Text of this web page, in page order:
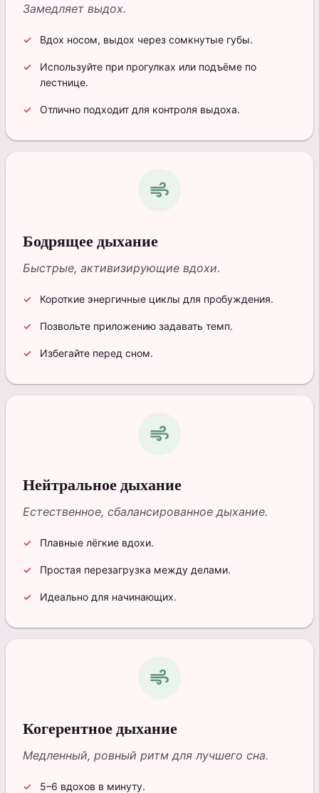
Замедляет выдох.
Вдох носом, выдох через сомкнутые губы.
Используйте при прогулках или подъёме по
лестнице.
Отлично подходит для контроля выдоха.
air
Бодрящее дыхание
Быстрые, активизирующие вдохи.
Короткие энергичные циклы для пробуждения.
Позвольте приложению задавать темп.
Избегайте перед сном.
air
Нейтральное дыхание
Естественное, сбалансированное дыхание.
Плавные лёгкие вдохи.
Простая перезагрузка между делами.
Идеально для начинающих.
air
Когерентное дыхание
Медленный, ровный ритм для лучшего сна.
5–6 вдохов в минуту.